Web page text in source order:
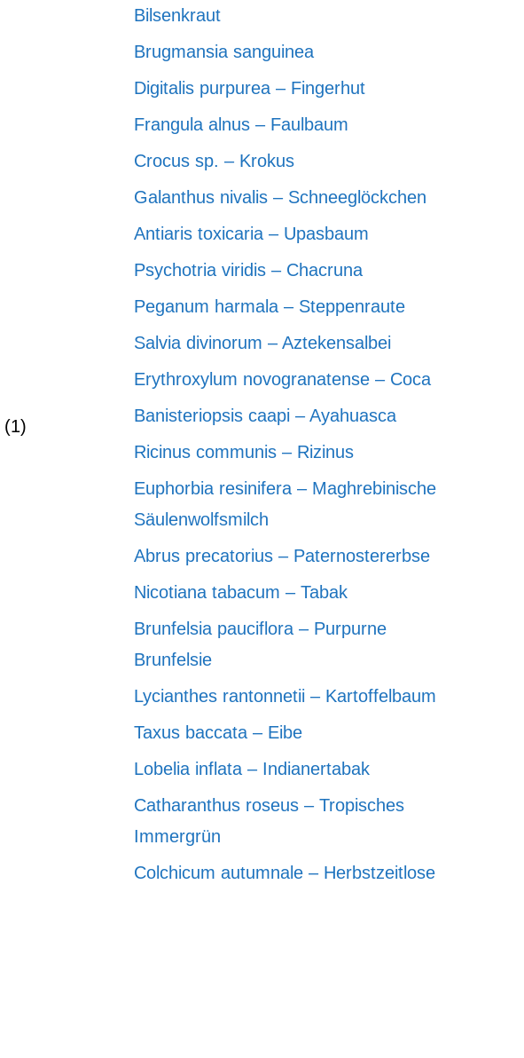
(1)
Bilsenkraut
Brugmansia sanguinea
Digitalis purpurea – Fingerhut
Frangula alnus – Faulbaum
Crocus sp. – Krokus
Galanthus nivalis – Schneeglöckchen
Antiaris toxicaria – Upasbaum
Psychotria viridis – Chacruna
Peganum harmala – Steppenraute
Salvia divinorum – Aztekensalbei
Erythroxylum novogranatense – Coca
Banisteriopsis caapi – Ayahuasca
Ricinus communis – Rizinus
Euphorbia resinifera – Maghrebinische
Säulenwolfsmilch
Abrus precatorius – Paternostererbse
Nicotiana tabacum – Tabak
Brunfelsia pauciflora – Purpurne
Brunfelsie
Lycianthes rantonnetii – Kartoffelbaum
Taxus baccata – Eibe
Lobelia inflata – Indianertabak
Catharanthus roseus – Tropisches
Immergrün
Colchicum autumnale – Herbstzeitlose